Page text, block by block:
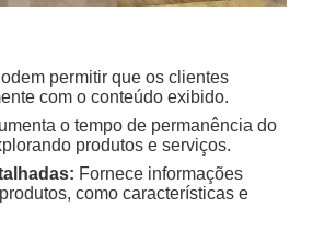
permitir que os clientes
com o conteúdo exibido.
o tempo de permanência do
produtos e serviços.
Fornece informações
como características e